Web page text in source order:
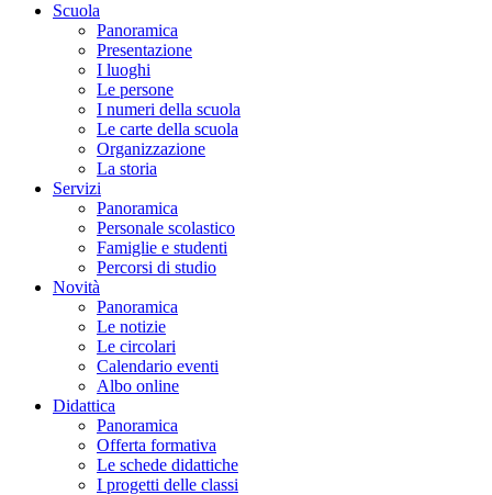
Scuola
Panoramica
Presentazione
I luoghi
Le persone
I numeri della scuola
Le carte della scuola
Organizzazione
La storia
Servizi
Panoramica
Personale scolastico
Famiglie e studenti
Percorsi di studio
Novità
Panoramica
Le notizie
Le circolari
Calendario eventi
Albo online
Didattica
Panoramica
Offerta formativa
Le schede didattiche
I progetti delle classi